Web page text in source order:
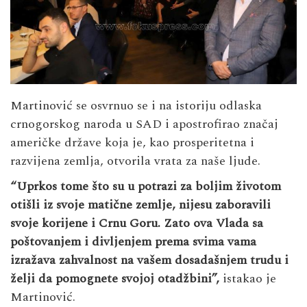
Martinović se osvrnuo se i na istoriju odlaska
crnogorskog naroda u SAD i apostrofirao značaj
američke države koja je, kao prosperitetna i
razvijena zemlja, otvorila vrata za naše ljude.
“Uprkos tome što su u potrazi za boljim životom
otišli iz svoje matične zemlje, nijesu zaboravili
svoje korijene i Crnu Goru. Zato ova Vlada sa
poštovanjem i divljenjem prema svima vama
izražava zahvalnost na vašem dosadašnjem trudu i
želji da pomognete svojoj otadžbini”, istakao je
Martinović.